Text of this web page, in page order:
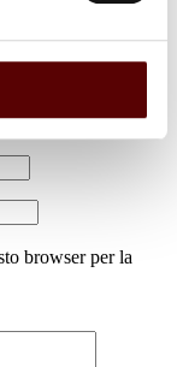
obbligatori sono
browser per la